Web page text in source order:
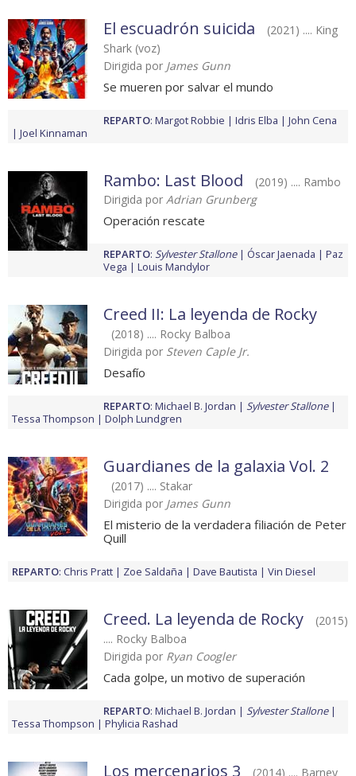
El escuadrón suicida
(2021) .... King
Shark (voz)
Dirigida por James Gunn
Se mueren por salvar el mundo
REPARTO: Margot Robbie Idris Elba
John Cena
Joel Kinnaman
Rambo: Last Blood
(2019) .... Rambo
Dirigida por Adrian Grunberg
Operación rescate
REPARTO: Sylvester Stallone Óscar Jaenada
Paz
Vega
Louis Mandylor
Creed II: La leyenda de Rocky
(2018) .... Rocky Balboa
Dirigida por Steven Caple Jr.
Desafío
REPARTO: Michael B. Jordan
Sylvester Stallone
Tessa Thompson
Dolph Lundgren
Guardianes de la galaxia Vol. 2
(2017) .... Stakar
Dirigida por James Gunn
El misterio de la verdadera filiación de Peter
Quill
REPARTO: Chris Pratt Zoe Saldaña Dave Bautista Vin Diesel
Creed. La leyenda de Rocky
(2015)
.... Rocky Balboa
Dirigida por Ryan Coogler
Cada golpe, un motivo de superación
REPARTO: Michael B. Jordan
Sylvester Stallone
Tessa Thompson
Phylicia Rashad
Los mercenarios 3 (2014) .... Barney